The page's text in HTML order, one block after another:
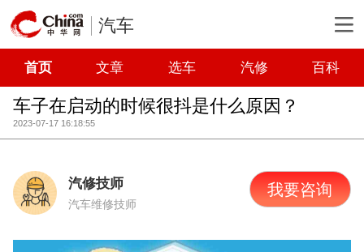
汽车
首页 文章 选车 汽修 百科
车子在启动的时候很抖是什么原因？
2023-07-17 16:18:55
汽修技师
汽车维修技师
我要咨询